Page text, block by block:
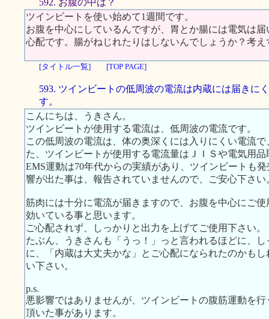
592. お腹の中は？
ツインビートを使い始めて1週間です。
お腹を中心にしているんですが、胃とか腸には電気は
心配です。腸がねじれたりはしないんでしょうか？考え
[タイトル一覧] [TOP PAGE]
593. ツインビートの低周波の電流は内蔵には届きに
す。
こんにちは、うきさん。
ツインビートが使用する電流は、低周波の電流です。
この低周波の電流は、体の奥深くには入りにくい電流
た、ツインビートが使用する電流量はＪＩＳや電気用
EMS運動は70年代からの実績があり、ツインビートも
響が出た事は、報告されていませんので、ご安心下さい
筋肉には十分に電流が届きますので、お腹を中心にご
効いている事と思います。
ご心配されず、しっかりと出力を上げてご使用下さい。
たぶん、うきさんも「うっ！」っと言われるほどに、
に、「内蔵は大丈夫かな」とご心配になられたのかも
い下さい。
p.s.
悪影響ではありませんが、ツインビートの腹筋運動を
頂いた事があります。